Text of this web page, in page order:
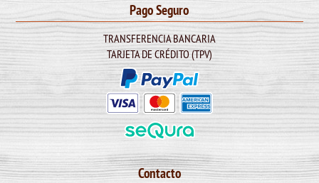
Pago Seguro
TRANSFERENCIA BANCARIA
TARJETA DE CRÉDITO (TPV)
Contacto